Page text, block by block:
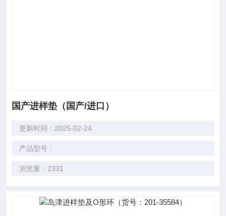
国产进样垫（国产/进口）
更新时间：2025-02-24
产品型号：
浏览量：2331